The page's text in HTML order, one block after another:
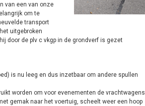
van een van onze
om te
transport
uitgebroken
door de plv c vkgp in de grondverf is gezet
is nu leeg en dus inzetbaar om andere spullen
worden om voor evenementen de vrachtwagens
gemak naar het voertuig, scheelt weer een hoop